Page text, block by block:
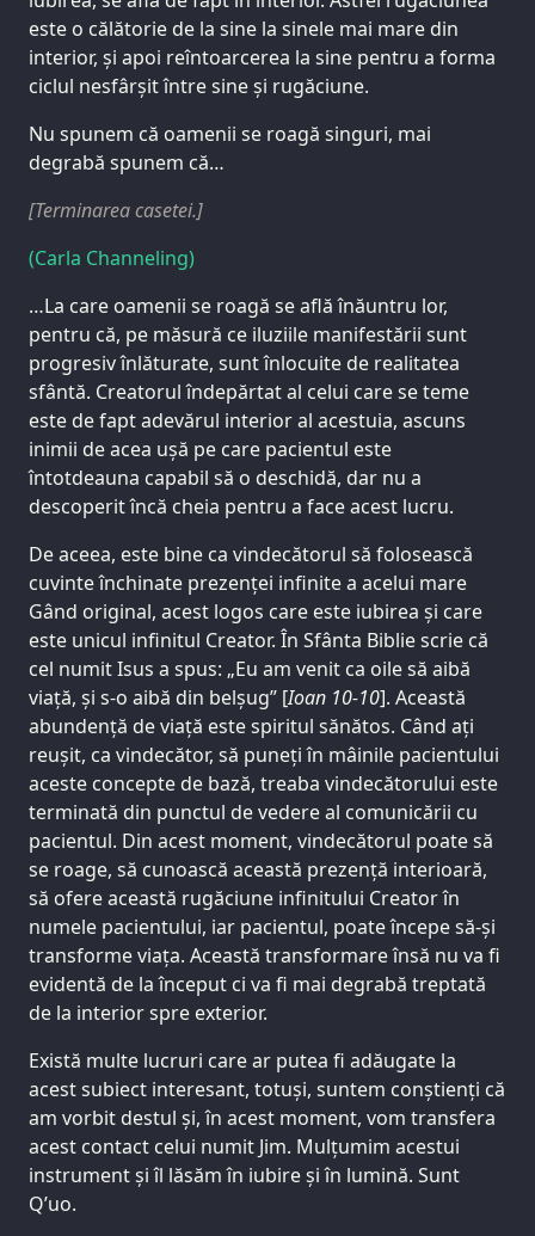
este o călătorie de la sine la sinele mai mare din
interior, și apoi reîntoarcerea la sine pentru a forma
ciclul nesfârșit între sine și rugăciune.
Nu spunem că oamenii se roagă singuri, mai
degrabă spunem că…
[Terminarea casetei.]
(Carla Channeling)
…La care oamenii se roagă se află înăuntru lor,
pentru că, pe măsură ce iluziile manifestării sunt
progresiv înlăturate, sunt înlocuite de realitatea
sfântă. Creatorul îndepărtat al celui care se teme
este de fapt adevărul interior al acestuia, ascuns
inimii de acea ușă pe care pacientul este
întotdeauna capabil să o deschidă, dar nu a
descoperit încă cheia pentru a face acest lucru.
De aceea, este bine ca vindecătorul să folosească
cuvinte închinate prezenței infinite a acelui mare
Gând original, acest logos care este iubirea și care
este unicul infinitul Creator. În Sfânta Biblie scrie că
cel numit Isus a spus: „Eu am venit ca oile să aibă
viață, și s-o aibă din belșug” [Ioan 10-10]. Această
abundență de viață este spiritul sănătos. Când ați
reușit, ca vindecător, să puneți în mâinile pacientului
aceste concepte de bază, treaba vindecătorului este
terminată din punctul de vedere al comunicării cu
pacientul. Din acest moment, vindecătorul poate să
se roage, să cunoască această prezență interioară,
să ofere această rugăciune infinitului Creator în
numele pacientului, iar pacientul, poate începe să-și
transforme viața. Această transformare însă nu va fi
evidentă de la început ci va fi mai degrabă treptată
de la interior spre exterior.
Există multe lucruri care ar putea fi adăugate la
acest subiect interesant, totuși, suntem conștienți că
am vorbit destul și, în acest moment, vom transfera
acest contact celui numit Jim. Mulțumim acestui
instrument și îl lăsăm în iubire și în lumină. Sunt
Q’uo.